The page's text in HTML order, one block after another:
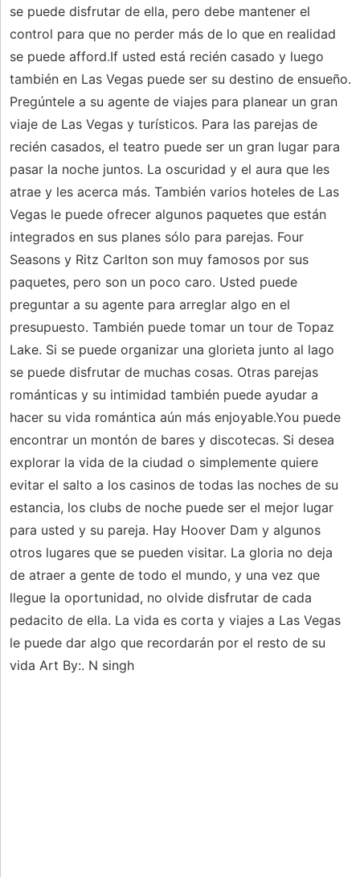
se puede disfrutar de ella, pero debe mantener el
control para que no perder más de lo que en realidad
se puede afford.If usted está recién casado y luego
también en Las Vegas puede ser su destino de ensueño.
Pregúntele a su agente de viajes para planear un gran
viaje de Las Vegas y turísticos. Para las parejas de
recién casados, el teatro puede ser un gran lugar para
pasar la noche juntos. La oscuridad y el aura que les
atrae y les acerca más. También varios hoteles de Las
Vegas le puede ofrecer algunos paquetes que están
integrados en sus planes sólo para parejas. Four
Seasons y Ritz Carlton son muy famosos por sus
paquetes, pero son un poco caro. Usted puede
preguntar a su agente para arreglar algo en el
presupuesto. También puede tomar un tour de Topaz
Lake. Si se puede organizar una glorieta junto al lago
se puede disfrutar de muchas cosas. Otras parejas
románticas y su intimidad también puede ayudar a
hacer su vida romántica aún más enjoyable.You puede
encontrar un montón de bares y discotecas. Si desea
explorar la vida de la ciudad o simplemente quiere
evitar el salto a los casinos de todas las noches de su
estancia, los clubs de noche puede ser el mejor lugar
para usted y su pareja. Hay Hoover Dam y algunos
otros lugares que se pueden visitar. La gloria no deja
de atraer a gente de todo el mundo, y una vez que
llegue la oportunidad, no olvide disfrutar de cada
pedacito de ella. La vida es corta y viajes a Las Vegas
le puede dar algo que recordarán por el resto de su
vida Art By:. N singh